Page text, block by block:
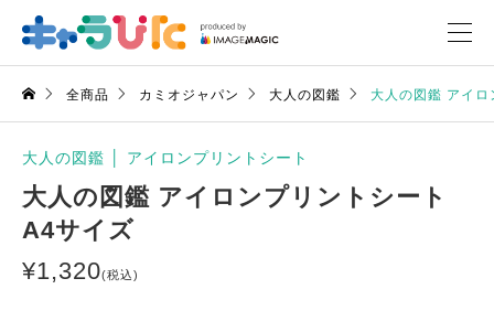
全商品 カミオジャパン 大人の図鑑 大人の図鑑 アイ
大人の図鑑 アイロンプリントシート
大人の図鑑 アイロンプリントシート
A4サイズ
¥1,320(税込)